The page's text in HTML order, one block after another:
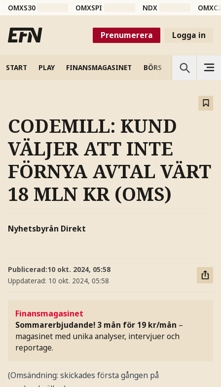
OMXS30 OMXSPI NDX
Prenumerera Logga in
START PLAY FINANSMAGASINET BÖRS VETENSKAP
CODEMILL: KUND
VÄLJER ATT INTE
FÖRNYA AVTAL VÄRT
18 MLN KR (OMS)
Nyhetsbyrån Direkt
Publicerad:10 okt. 2024, 05:58
Uppdaterad: 10 okt. 2024, 05:58
Finansmagasinet
Sommarerbjudande! 3 mån för 19 kr/mån –
magasinet med unika analyser, intervjuer och
reportage.
(Omsändning: skickades första gången på